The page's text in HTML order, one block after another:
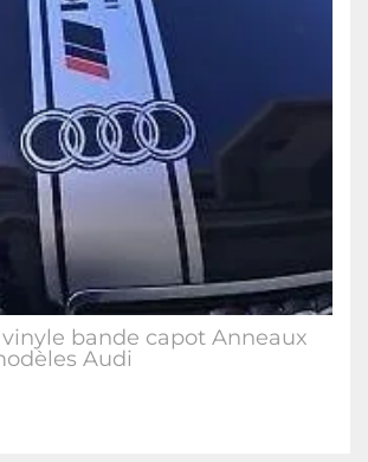
bande capot Anneaux
Audi